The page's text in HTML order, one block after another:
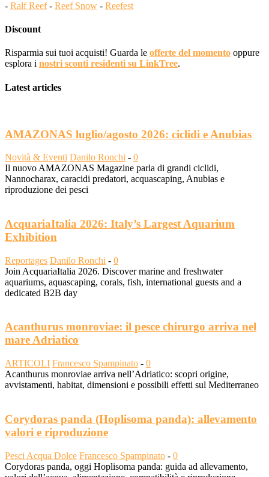
- Ralf Reef- Reef Snow - Reefest
Discount
Risparmia sui tuoi acquisti! Guarda le offerte del momento oppure
esplora i nostri sconti residenti su LinkTree.
Latest articles
AMAZONAS luglio/agosto 2026: ciclidi e Anubias
Novità & Eventi Danilo Ronchi - 0
Il nuovo AMAZONAS Magazine parla di grandi ciclidi,
Nannocharax, caracidi predatori, acquascaping, Anubias e
riproduzione dei pesci
AcquariaItalia 2026: Italy’s Largest Aquarium
Exhibition
Reportages Danilo Ronchi - 0
Join AcquariaItalia 2026. Discover marine and freshwater
aquariums, aquascaping, corals, fish, international guests and a
dedicated B2B day
Acanthurus monroviae: il pesce chirurgo arriva nel
mare Adriatico
ARTICOLI Francesco Spampinato - 0
Acanthurus monroviae arriva nell’Adriatico: scopri origine,
avvistamenti, habitat, dimensioni e possibili effetti sul Mediterraneo
Corydoras panda (Hoplisoma panda): allevamento
valori e riproduzione
Pesci Acqua Dolce Francesco Spampinato - 0
Corydoras panda, oggi Hoplisoma panda: guida ad allevamento,